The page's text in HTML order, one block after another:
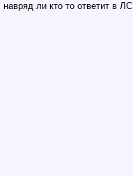
ли кто то ответит в ЛС